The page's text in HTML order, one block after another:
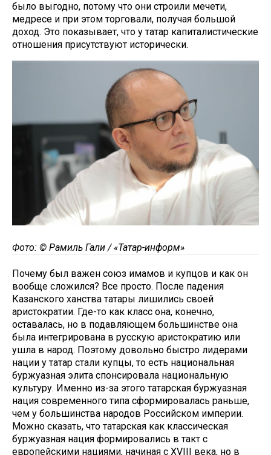
было выгодно, потому что они строили мечети,
медресе и при этом торговали, получая большой
доход. Это показывает, что у татар капиталистические
отношения присутствуют исторически.
Фото: © Рамиль Гали / «Татар-информ»
Почему был важен союз имамов и купцов и как он
вообще сложился? Все просто. После падения
Казанского ханства татары лишились своей
аристократии. Где-то как класс она, конечно,
оставалась, но в подавляющем большинстве она
была интегрирована в русскую аристократию или
ушла в народ. Поэтому довольно быстро лидерами
нации у татар стали купцы, то есть национальная
буржуазная элита спонсировала национальную
культуру. Именно из-за этого татарская буржуазная
нация современного типа сформировалась раньше,
чем у большинства народов Российском империи.
Можно сказать, что татарская как классическая
буржуазная нация формировались в такт с
европейскими нациями, начиная с XVIII века, но в